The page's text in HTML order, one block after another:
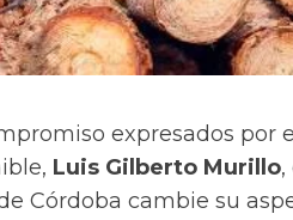
expresados por
Luis Gilberto Murillo
Córdoba cambie su